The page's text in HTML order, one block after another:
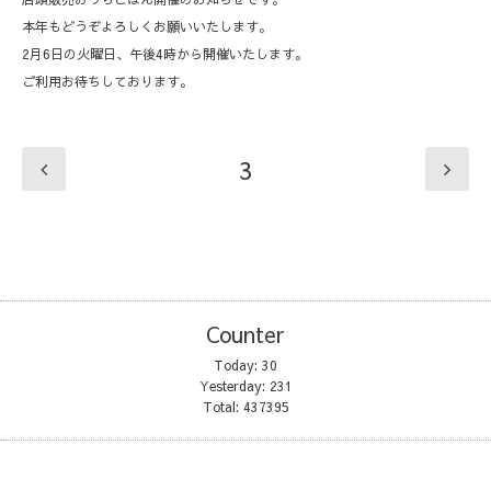
本年もどうぞよろしくお願いいたします。
2月6日の火曜日、午後4時から開催いたします。
ご利用お待ちしております。
3
Counter
Today: 30
Yesterday: 231
Total: 437395